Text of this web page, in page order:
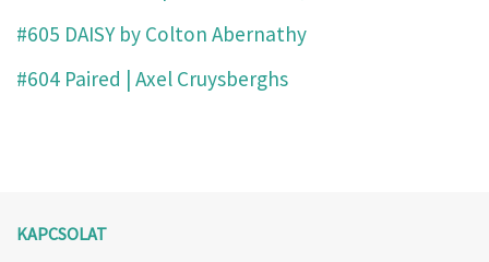
#605 DAISY by Colton Abernathy
#604 Paired | Axel Cruysberghs
KAPCSOLAT